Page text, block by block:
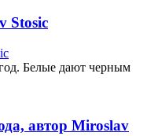
Stosic
Белые дают черным
автор Miroslav